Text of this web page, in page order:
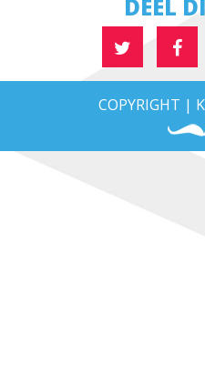
DEEL
COPYRIGHT |